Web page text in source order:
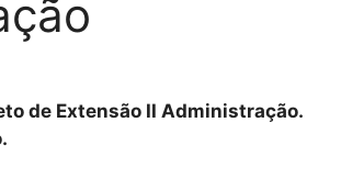
de Extensão II Administração.